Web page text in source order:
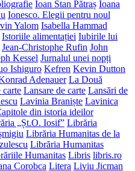
Ioan Stan Pătraș Ioana
Ionesco. Elegii pentru noul
Yalom Isabella Hammad
Istoriile alimentației Iubirile lui
Jean-Christophe Rufin John
Kessel Jurnalul unei nopți
Ishiguro Kefren Kevin Dutton
Adenauer La Două
carte Lansare de carte Lansări de
Lavinia Braniște Lavinica
din istoria ideilor
„Șt.O. Iosif” Librăria
Librăria Humanitas de la
Librăria Humanitas
Humanitas Libris libris.ro
Corobca Litera Liviu Jicman